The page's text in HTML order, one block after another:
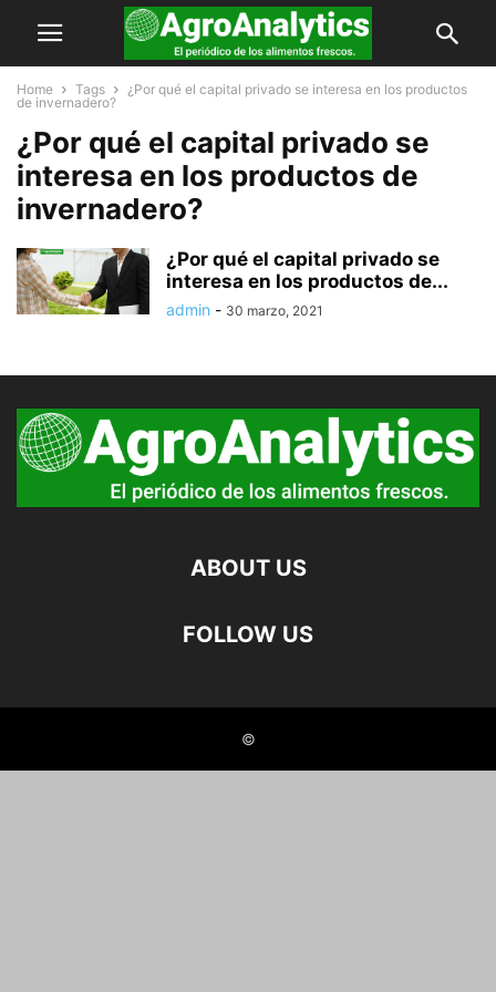
Home Tags
¿Por qué el capital privado se interesa en los productos
de invernadero?
¿Por qué el capital privado se
interesa en los productos de
invernadero?
¿Por qué el capital privado se
interesa en los productos de...
admin - 30 marzo, 2021
ABOUT US
FOLLOW US
©